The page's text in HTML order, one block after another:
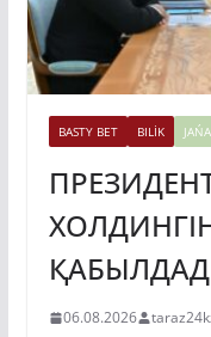
BASTY BET BILİK
06.08.2026